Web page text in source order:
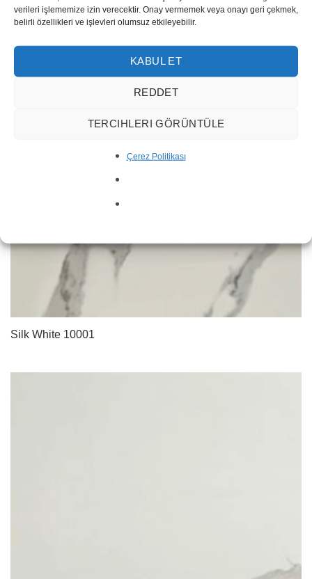
verileri işlememize izin verecektir. Onay vermemek veya onayı geri çekmek,
belirli özellikleri ve işlevleri olumsuz etkileyebilir.
KABUL ET
REDDET
TERCIHLERI GÖRÜNTÜLE
Çerez Politikası
Patagonia 10001
Silk White 10001